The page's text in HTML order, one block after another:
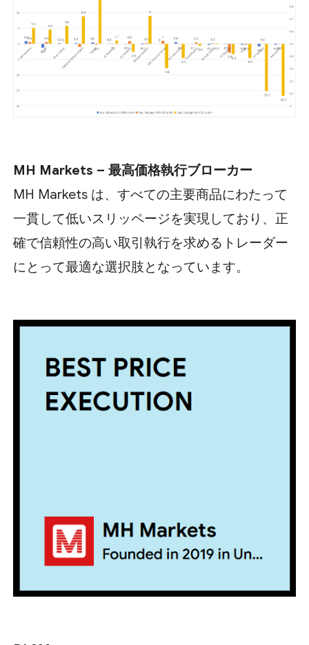
MH Markets – 最高価格執行ブローカー
MH Markets は、すべての主要商品にわたって
一貫して低いスリッページを実現しており、正
確で信頼性の高い取引執行を求めるトレーダー
にとって最適な選択肢となっています。